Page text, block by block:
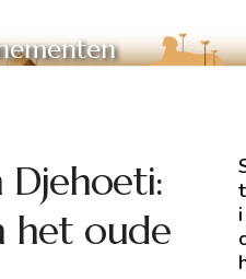
Djehoeti:
het oude
t
i